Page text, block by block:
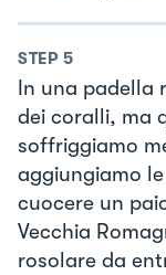
STEP 5
In una padella
dei coralli, ma
soffriggiamo
aggiungiamo
cuocere un
Vecchia
rosolare da